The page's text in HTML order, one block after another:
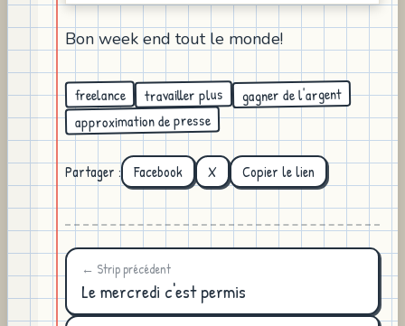
Bon week end tout le monde!
freelance travailler plus gagner de l'argent
approximation de presse
Partager : Facebook X Copier le lien
← Strip précédent
Le mercredi c'est permis